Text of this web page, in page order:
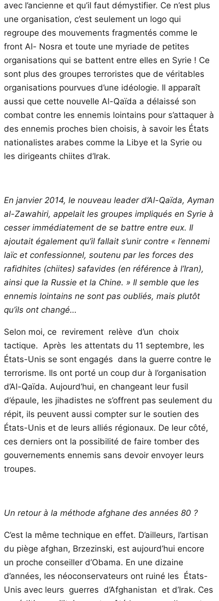
avec l’ancienne et qu’il faut démystifier. Ce n’est plus
une organisation, c’est seulement un logo qui
regroupe des mouvements fragmentés comme le
front Al- Nosra et toute une myriade de petites
organisations qui se battent entre elles en Syrie ! Ce
sont plus des groupes terroristes que de véritables
organisations pourvues d’une idéologie. Il apparaît
aussi que cette nouvelle Al-Qaïda a délaissé son
combat contre les ennemis lointains pour s’attaquer à
des ennemis proches bien choisis, à savoir les États
nationalistes arabes comme la Libye et la Syrie ou
les dirigeants chiites d’Irak.
En janvier 2014, le nouveau leader d’Al-Qaïda, Ayman
al-Zawahiri, appelait les groupes impliqués en Syrie à
cesser immédiatement de se battre entre eux. Il
ajoutait également qu’il fallait s’unir contre « l’ennemi
laïc et confessionnel, soutenu par les forces des
rafidhites (chiites) safavides (en référence à l’Iran),
ainsi que la Russie et la Chine. » Il semble que les
ennemis lointains ne sont pas oubliés, mais plutôt
qu’ils ont changé…
Selon moi, ce revirement relève d’un choix
tactique. Après les attentats du 11 septembre, les
États-Unis se sont engagés dans la guerre contre le
terrorisme. Ils ont porté un coup dur à l’organisation
d’Al-Qaïda. Aujourd’hui, en changeant leur fusil
d’épaule, les jihadistes ne s’offrent pas seulement du
répit, ils peuvent aussi compter sur le soutien des
États-Unis et de leurs alliés régionaux. De leur côté,
ces derniers ont la possibilité de faire tomber des
gouvernements ennemis sans devoir envoyer leurs
troupes.
Un retour à la méthode afghane des années 80 ?
C’est la même technique en effet. D’ailleurs, l’artisan
du piège afghan, Brzezinski, est aujourd’hui encore
un proche conseiller d’Obama. En une dizaine
d’années, les néoconservateurs ont ruiné les États-
Unis avec leurs guerres d’Afghanistan et d’Irak. Ces